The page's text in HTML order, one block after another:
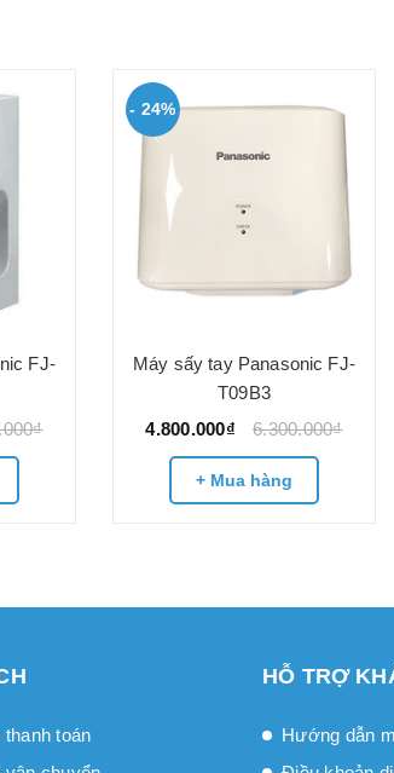
FJ-
- 24%
Máy sấy tay Panasonic FJ-
T09B3
4.800.000₫
6.300.000₫
+ Mua hàng
toán
HỖ TRỢ
Hướng dẫn